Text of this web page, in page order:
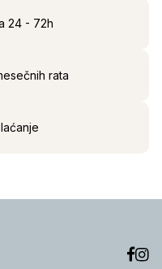
24 - 72h
rata